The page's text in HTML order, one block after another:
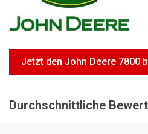
Jetzt
Jetzt den John Deere 7800
Durchschnittliche